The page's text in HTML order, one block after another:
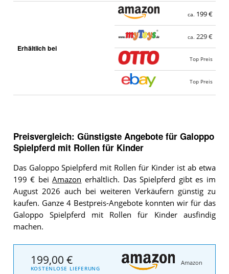
Erhältlich bei
ca. 199 €
ca. 229 €
Top Preis
Top Preis
Preisvergleich: Günstigste Angebote für Galoppo
Spielpferd mit Rollen für Kinder
Das Galoppo Spielpferd mit Rollen für Kinder ist ab etwa
199 € beiAmazon erhältlich. Das Spielpferd gibt es im
August 2026 auch bei weiteren Verkäufern günstig zu
kaufen. Ganze 4 Bestpreis-Angebote konnten wir für das
Galoppo Spielpferd mit Rollen für Kinder ausfindig
machen.
199,00 €
KOSTENLOSE LIEFERUNG
Amazon